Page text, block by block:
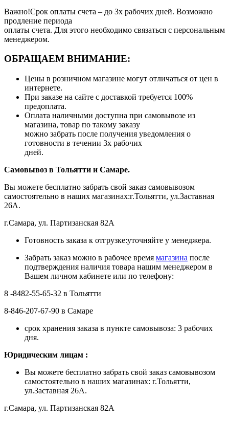
Важно!Срок оплаты счета – до 3х рабочих дней. Возможно
продление периода
оплаты счета. Для этого необходимо связаться с персональным
менеджером.
ОБРАЩАЕМ ВНИМАНИЕ:
Цены в розничном магазине могут отличаться от цен в
интернете.
При заказе на сайте с доставкой требуется 100%
предоплата.
Оплата наличными доступна при самовывозе из
магазина, товар по такому заказу
можно забрать после получения уведомления о
готовности в течении 3х рабочих
дней.
Самовывоз в Тольятти и Самаре.
Вы можете бесплатно забрать свой заказ самовывозом
самостоятельно в наших магазинах:г.Тольятти, ул.Заставная
26А.
г.Самара, ул. Партизанская 82А
Готовность заказа к отгрузке:уточняйте у менеджера.
Забрать заказ можно в рабочее время магазина после
подтверждения наличия товара нашим менеджером в
Вашем личном кабинете или по телефону:
8 -8482-55-65-32 в Тольятти
8-846-207-67-90 в Самаре
срок хранения заказа в пункте самовывоза: 3 рабочих
дня.
Юридическим лицам :
Вы можете бесплатно забрать свой заказ самовывозом
самостоятельно в наших магазинах: г.Тольятти,
ул.Заставная 26А.
г.Самара, ул. Партизанская 82А